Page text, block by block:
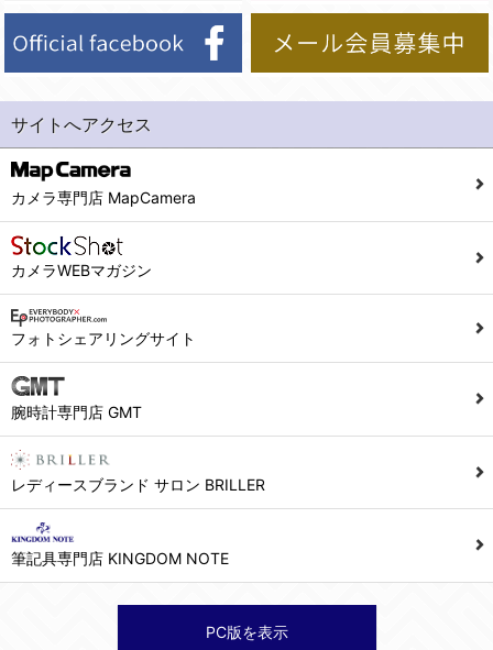
サイトへアクセス
カメラ専門店 MapCamera
カメラWEBマガジン
フォトシェアリングサイト
腕時計専門店 GMT
レディースブランド サロン BRILLER
筆記具専門店 KINGDOM NOTE
PC版を表示